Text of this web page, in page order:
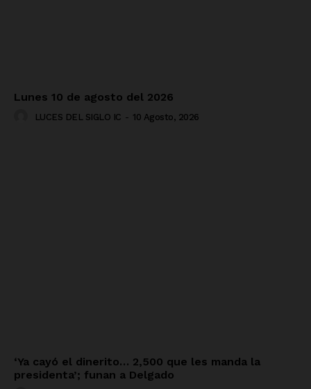
Lunes 10 de agosto del 2026
LUCES DEL SIGLO IC - 10 Agosto, 2026
‘Ya cayó el dinerito… 2,500 que les manda la
presidenta’; funan a Delgado